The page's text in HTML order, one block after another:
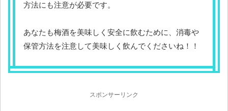
方法にも注意が必要です。
あなたも梅酒を美味しく安全に飲むために、消毒や
保管方法を注意して美味しく飲んでくださいね！！
スポンサーリンク